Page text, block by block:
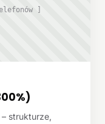
]
– strukturze,